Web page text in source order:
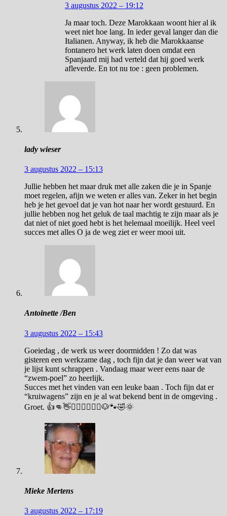
3 augustus 2022 – 19:12
Ja maar toch. Deze Marokkaan woont hier al ik
weet niet hoe lang. In ieder geval langer dan die
Italianen. Anyway, ik heb die Marokkaanse
fontanero het werk laten doen omdat een
Spanjaard mij had verteld dat hij goed werk
afleverde. En tot nu toe : geen problemen.
lady wieser
3 augustus 2022 – 15:13
Jullie hebben het maar druk met alle zaken die je in Spanje
moet regelen, afijn we weten er alles van. Zeker in het begin
heb je het gevoel dat je van hot naar her wordt gestuurd. En
jullie hebben nog het geluk de taal machtig te zijn maar als je
dat niet of niet goed hebt is het helemaal moeilijk. Heel veel
succes met alles O ja de weg ziet er weer mooi uit.
Antoinette /Ben
3 augustus 2022 – 15:43
Goeiedag , de werk us weer doormidden ! Zo dat was
gisteren een werkzame dag , toch fijn dat je dan weer wat van
je lijst kunt schrappen . Vandaag maar weer eens naar de
“zwem-poel” zo heerlijk.
Succes met het vinden van een leuke baan . Toch fijn dat er
“kruiwagens” zijn en je al wat bekend bent in de omgeving .
Groet. 👍👊👋🙋‍♀️🙋‍♂️🙋‍♂️🐶🐾🤣🌞
Mieke Mertens
3 augustus 2022 – 17:19